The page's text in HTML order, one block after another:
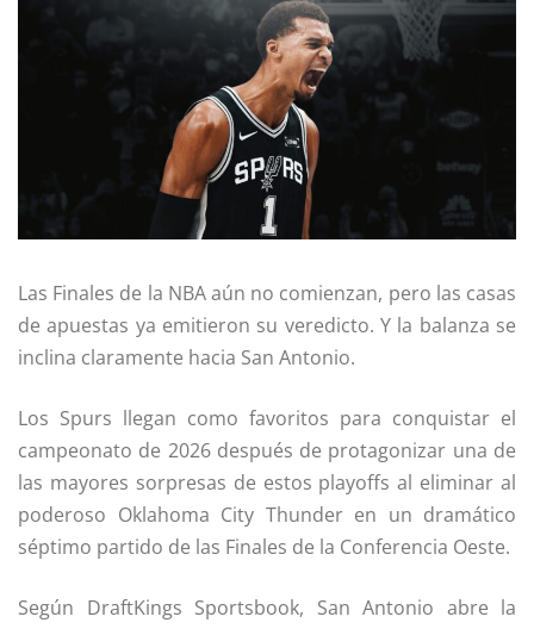
Las Finales de la NBA aún no comienzan, pero las casas
de apuestas ya emitieron su veredicto. Y la balanza se
inclina claramente hacia San Antonio.
Los Spurs llegan como favoritos para conquistar el
campeonato de 2026 después de protagonizar una de
las mayores sorpresas de estos playoffs al eliminar al
poderoso Oklahoma City Thunder en un dramático
séptimo partido de las Finales de la Conferencia Oeste.
Según DraftKings Sportsbook, San Antonio abre la